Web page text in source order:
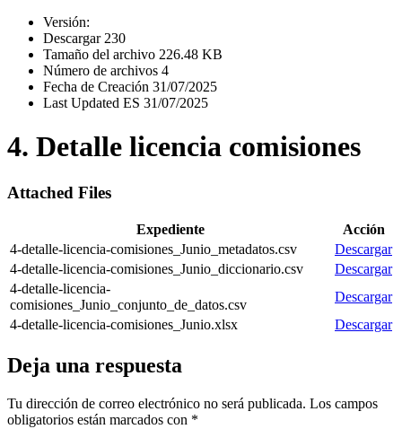
Versión:
Descargar 230
Tamaño del archivo 226.48 KB
Número de archivos 4
Fecha de Creación 31/07/2025
Last Updated ES 31/07/2025
4. Detalle licencia comisiones
Attached Files
Expediente
Acción
4-detalle-licencia-comisiones_Junio_metadatos.csv
Descargar
4-detalle-licencia-comisiones_Junio_diccionario.csv
Descargar
4-detalle-licencia-
comisiones_Junio_conjunto_de_datos.csv
Descargar
4-detalle-licencia-comisiones_Junio.xlsx
Descargar
Deja una respuesta
Tu dirección de correo electrónico no será publicada. Los campos
obligatorios están marcados con *